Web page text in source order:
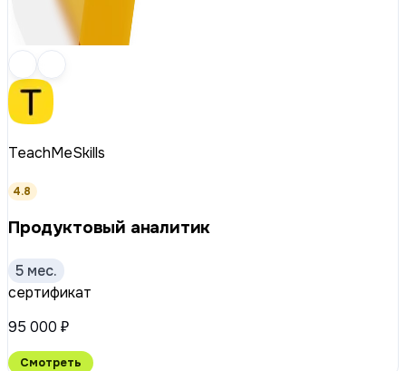
TeachMeSkills
4.8
Продуктовый аналитик
5 мес.
сертификат
95 000 ₽
Смотреть